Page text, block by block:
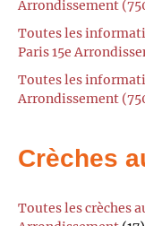
Arrondissement
Toutes les
Paris 15e
Toutes les
Arrondissement
Crèches
Toutes les crèches